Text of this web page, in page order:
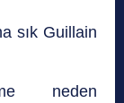
sık Guillain
neden